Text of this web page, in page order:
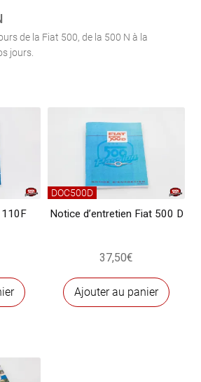
de la Fiat 500, de la 500 N à la
jours.
110F
DOC500D
Notice d’entretien Fiat 500 D
37,50€
Ajouter au panier